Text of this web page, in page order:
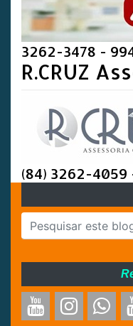
3262-3478 -
R.CRUZ
(84) 3262-4059